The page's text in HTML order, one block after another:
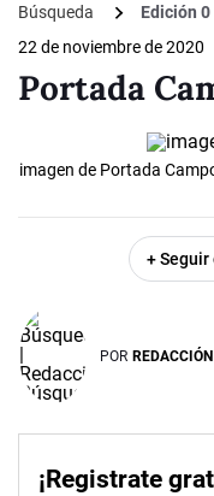
Búsqueda
Edición 0
22 de noviembre de 2020
Portada
imagen de Portada
+ Seguir
POR
¡Registrate